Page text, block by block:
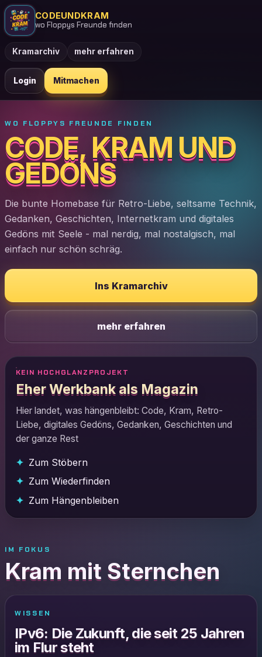
CODEUNDKRAM
wo Floppys Freunde finden
Kramarchiv mehr erfahren
Login Mitmachen
WO FLOPPYS FREUNDE FINDEN
CODE, KRAM UND
GEDÖNS
Die bunte Homebase für Retro-Liebe, seltsame Technik,
Gedanken, Geschichten, Internetkram und digitales
Gedöns mit Seele - mal nerdig, mal nostalgisch, mal
einfach nur schön schräg.
Ins Kramarchiv
mehr erfahren
KEIN HOCHGLANZPROJEKT
Eher Werkbank als Magazin
Hier landet, was hängenbleibt: Code, Kram, Retro-
Liebe, digitales Gedöns, Gedanken, Geschichten und
der ganze Rest
Zum Stöbern
Zum Wiederfinden
Zum Hängenbleiben
IM FOKUS
Kram mit Sternchen
WISSEN
IPv6: Die Zukunft, die seit 25 Jahren
im Flur steht